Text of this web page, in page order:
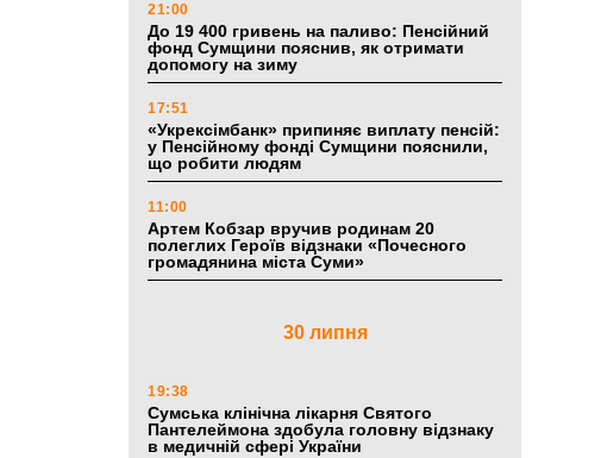
21:00
До 19 400 гривень на паливо: Пенсійний
фонд Сумщини пояснив, як отримати
допомогу на зиму
17:51
«Укрексімбанк» припиняє виплату пенсій:
у Пенсійному фонді Сумщини пояснили,
що робити людям
11:00
Артем Кобзар вручив родинам 20
полеглих Героїв відзнаки «Почесного
громадянина міста Суми»
30 липня
19:38
Сумська клінічна лікарня Святого
Пантелеймона здобула головну відзнаку
в медичній сфері України